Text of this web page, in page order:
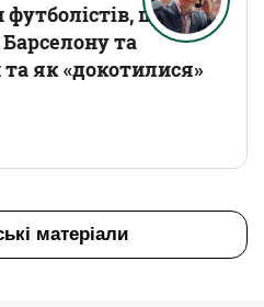
що
та
як «докотилися»
матеріали